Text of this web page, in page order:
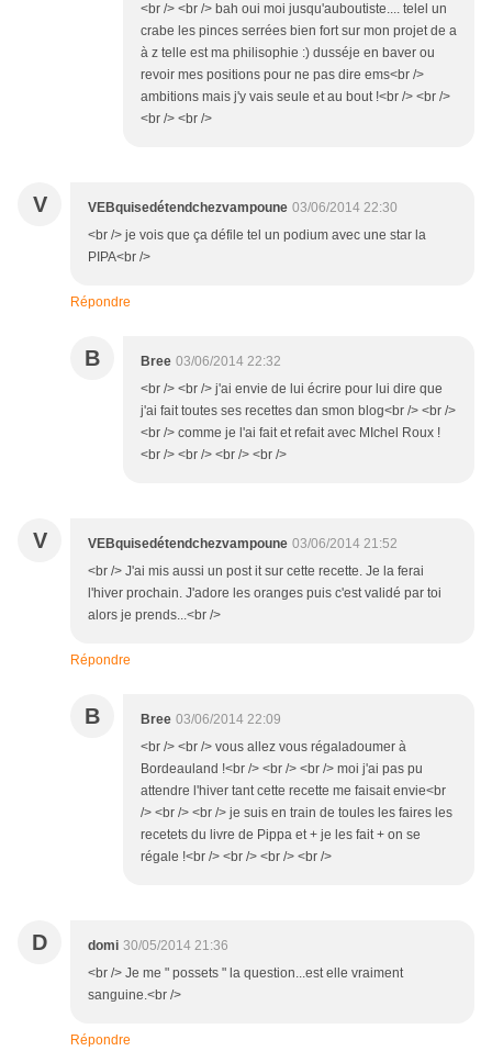
<br /> <br /> bah oui moi jusqu'auboutiste.... telel un
crabe les pinces serrées bien fort sur mon projet de a
à z telle est ma philisophie :) dusséje en baver ou
revoir mes positions pour ne pas dire ems<br />
ambitions mais j'y vais seule et au bout !<br /> <br />
<br /> <br />
V VEBquisedétendchezvampoune 03/06/2014 22:30
<br /> je vois que ça défile tel un podium avec une star la
PIPA<br />
Répondre
B Bree 03/06/2014 22:32
<br /> <br /> j'ai envie de lui écrire pour lui dire que
j'ai fait toutes ses recettes dan smon blog<br /> <br />
<br /> comme je l'ai fait et refait avec MIchel Roux !
<br /> <br /> <br /> <br />
V VEBquisedétendchezvampoune 03/06/2014 21:52
<br /> J'ai mis aussi un post it sur cette recette. Je la ferai
l'hiver prochain. J'adore les oranges puis c'est validé par toi
alors je prends...<br />
Répondre
B Bree 03/06/2014 22:09
<br /> <br /> vous allez vous régaladoumer à
Bordeauland !<br /> <br /> <br /> moi j'ai pas pu
attendre l'hiver tant cette recette me faisait envie<br
/> <br /> <br /> je suis en train de toules les faires les
recetets du livre de Pippa et + je les fait + on se
régale !<br /> <br /> <br /> <br />
D domi 30/05/2014 21:36
<br /> Je me " possets " la question...est elle vraiment
sanguine.<br />
Répondre